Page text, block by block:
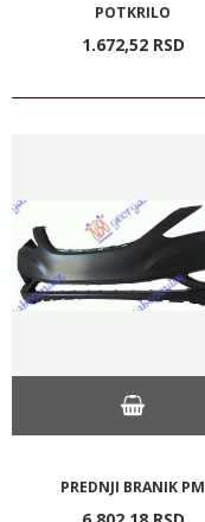
POTKRILO
1.672,52 RSD
PREDNJI BRANIK PM